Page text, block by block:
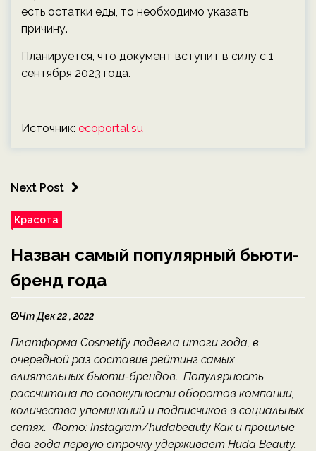
есть остатки еды, то необходимо указать
причину.
Планируется, что документ вступит в силу с 1
сентября 2023 года.
Источник: ecoportal.su
Next Post
Красота
Назван самый популярный бьюти-
бренд года
Чт Дек 22 , 2022
Платформа Cosmetify подвела итоги года, в
очередной раз составив рейтинг самых
влиятельных бьюти-брендов. Популярность
рассчитана по совокупности оборотов компании,
количества упоминаний и подписчиков в социальных
сетях. Фото: Instagram/hudabeauty Как и прошлые
два года первую строчку удерживает Huda Beauty.